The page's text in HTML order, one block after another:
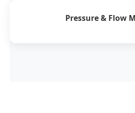
Pressure & Flow